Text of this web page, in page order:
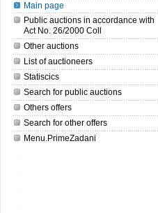
Main page
Public auctions in accordance with
Act No. 26/2000 Coll
Other auctions
List of auctioneers
Statiscics
Search for public auctions
Others offers
Search for other offers
Menu.PrimeZadani